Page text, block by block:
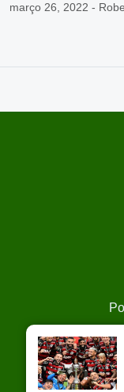
março 26, 2022 -